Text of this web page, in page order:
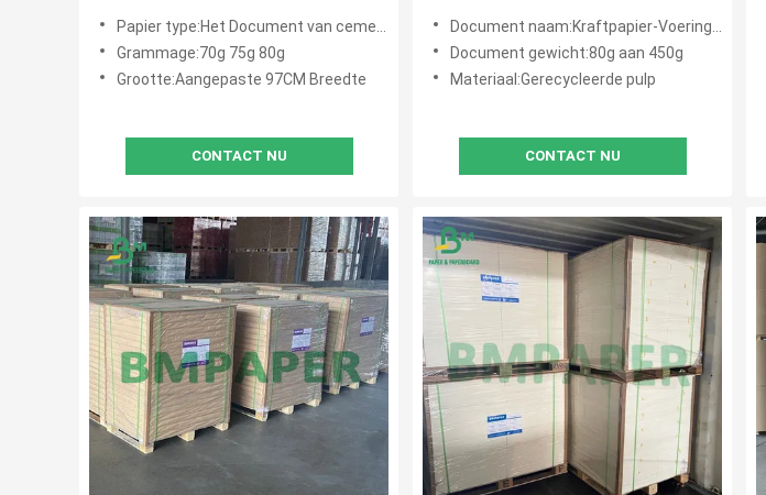
Zak Broodje 97CM Breedte 70g
75g 80g
Papier type:Het Document van cementkraftpapier Broodje
Grammage:70g 75g 80g
Grootte:Aangepaste 97CM Breedte
CONTACT NU
Sterkte 120gsm 150gsm
Document naam:Kraftpapier-Voeringsraad
Document gewicht:80g aan 450g
Materiaal:Gerecycleerde pulp
CONTACT NU